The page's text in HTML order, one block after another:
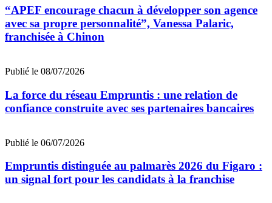
“APEF encourage chacun à développer son agence
avec sa propre personnalité”, Vanessa Palaric,
franchisée à Chinon
Publié le 08/07/2026
La force du réseau Empruntis : une relation de
confiance construite avec ses partenaires bancaires
Publié le 06/07/2026
Empruntis distinguée au palmarès 2026 du Figaro :
un signal fort pour les candidats à la franchise